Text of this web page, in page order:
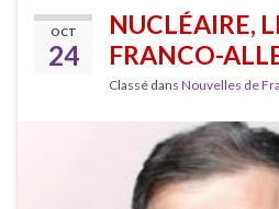
OCT
24
NUCLÉAIRE,
FRANCO-
Classé dans Nouvelles de